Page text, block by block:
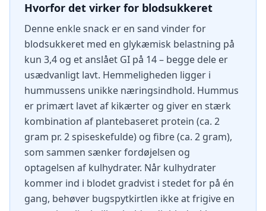
Hvorfor det virker for blodsukkeret
Denne enkle snack er en sand vinder for
blodsukkeret med en glykæmisk belastning på
kun 3,4 og et anslået GI på 14 – begge dele er
usædvanligt lavt. Hemmeligheden ligger i
hummussens unikke næringsindhold. Hummus
er primært lavet af kikærter og giver en stærk
kombination af plantebaseret protein (ca. 2
gram pr. 2 spiseskefulde) og fibre (ca. 2 gram),
som sammen sænker fordøjelsen og
optagelsen af kulhydrater. Når kulhydrater
kommer ind i blodet gradvist i stedet for på én
gang, behøver bugspytkirtlen ikke at frigive en